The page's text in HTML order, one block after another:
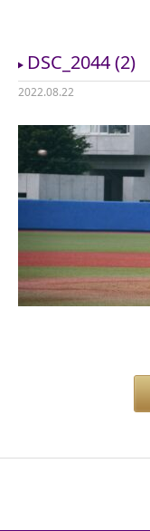
DSC_2044 (2)
2022.08.22